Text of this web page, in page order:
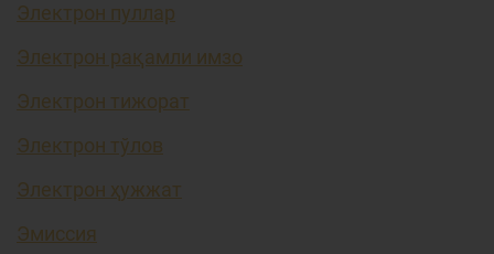
Электрон пуллар
Электрон рақамли имзо
Электрон тижорат
Электрон тўлов
Электрон ҳужжат
Эмиссия